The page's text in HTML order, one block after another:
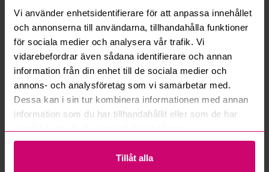
Vi använder enhetsidentifierare för att anpassa innehållet
och annonserna till användarna, tillhandahålla funktioner
för sociala medier och analysera vår trafik. Vi
vidarebefordrar även sådana identifierare och annan
information från din enhet till de sociala medier och
annons- och analysföretag som vi samarbetar med.
Dessa kan i sin tur kombinera informationen med annan
information som du har tillhandahållit eller som de har
Tillåt alla
Hur fungerar maxbud?
Hur fungerar budmotorn?
Kan jag ångra ett bud?
Kan ni frakta mina vunna objekt?
Läs fler frågor och svar